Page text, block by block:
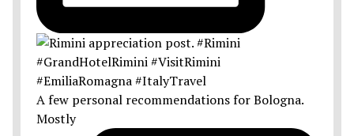
A few personal recommendations for Bologna.
Mostly